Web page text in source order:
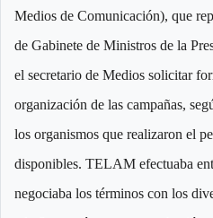
Medios de Comunicación), que
de Gabinete de Ministros de la
el secretario de Medios solicitar
organización de las campañas,
los organismos que realizaron el
disponibles. TELAM efectuaba
negociaba los términos con los